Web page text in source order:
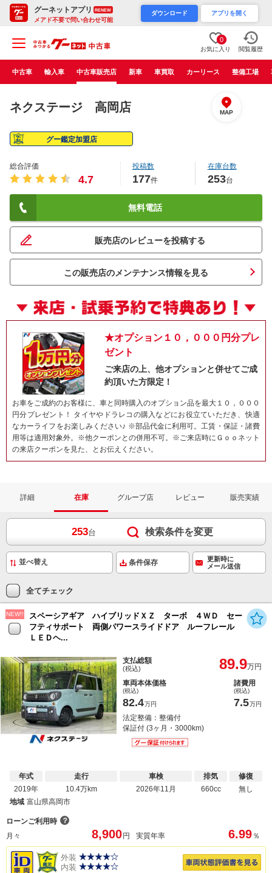
グーネットアプリ RENEW
メアド不要で問い合わせ可能
ダウンロード アプリを開く
0
お気に入り 閲覧履歴
中古車 輸入車 中古車販売店 新車 車買取 カーリース 整備工場
ネクステージ 高岡店 MAP
グー鑑定加盟店
総合評価
4.7
投稿数
177件
在庫台数
253台
無料電話
ネット予約でキャンペーンに応募しよ
販売店のレビューを投稿する
この販売店のメンテナンス情報を見る
★オプション１０，０００円分プレ
ゼント
ご来店の上、他オプションと併せてご成
約頂いた方限定！
お車をご成約のお客様に、車と同時購入のオプション品を最大１０，０００
円分プレゼント！ タイヤやドラレコの購入などにお役立ていただき、快適
なカーライフをお楽しみください♪ ※部品代金に利用可。工賃・保証・諸費
用等は適用対象外。※他クーポンとの併用不可。※ご来店時にＧｏｏネット
の来店クーポンを見た、とお伝えください。
詳細 在庫 グループ店 レビュー 販売実績
253台 検索条件を変更
条件保存
更新時に
メール送信
全てチェック
NEW!!
スペーシアギア ハイブリッドＸＺ ターボ ４ＷＤ セー
フティサポート 両側パワースライドドア ルーフレール
ＬＥＤヘ...
支払総額
(税込) 89.9万円
車両本体価格
(税込)
82.4万円
諸費用
(税込)
7.5万円
法定整備：整備付
保証付 (3ヶ月・3000km)
年式
2019年
走行
10.4万km
車検
2026年11月
排気
660cc
修復
無し
地域 富山県高岡市
ローンご利用時 ？
月々
8,900 円 実質年率 6.99 ％
外装
内装